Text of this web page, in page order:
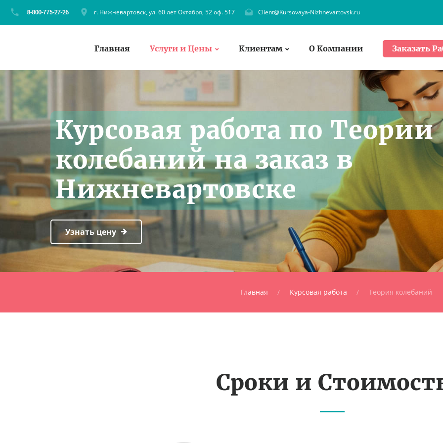
г. Нижневартовск, ул. 60 лет Октября, 52 оф. 517 Client@Kursovaya-Nizhnevartovsk.ru
Главная Услуги и Цены Клиентам О Компании Заказать
Курсовая работа по Теории
колебаний на заказ в
Нижневартовске
Узнать цену
Главная Курсовая работа Теория колебаний
Сроки и